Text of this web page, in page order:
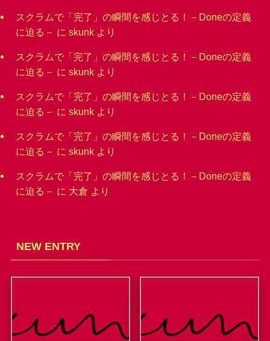
スクラムで「完了」の瞬間を感じとる！－Doneの定義
に迫る－ に skunkより
スクラムで「完了」の瞬間を感じとる！－Doneの定義
に迫る－ に skunkより
スクラムで「完了」の瞬間を感じとる！－Doneの定義
に迫る－ に skunkより
スクラムで「完了」の瞬間を感じとる！－Doneの定義
に迫る－ に skunkより
スクラムで「完了」の瞬間を感じとる！－Doneの定義
に迫る－ に 大倉 より
NEW ENTRY